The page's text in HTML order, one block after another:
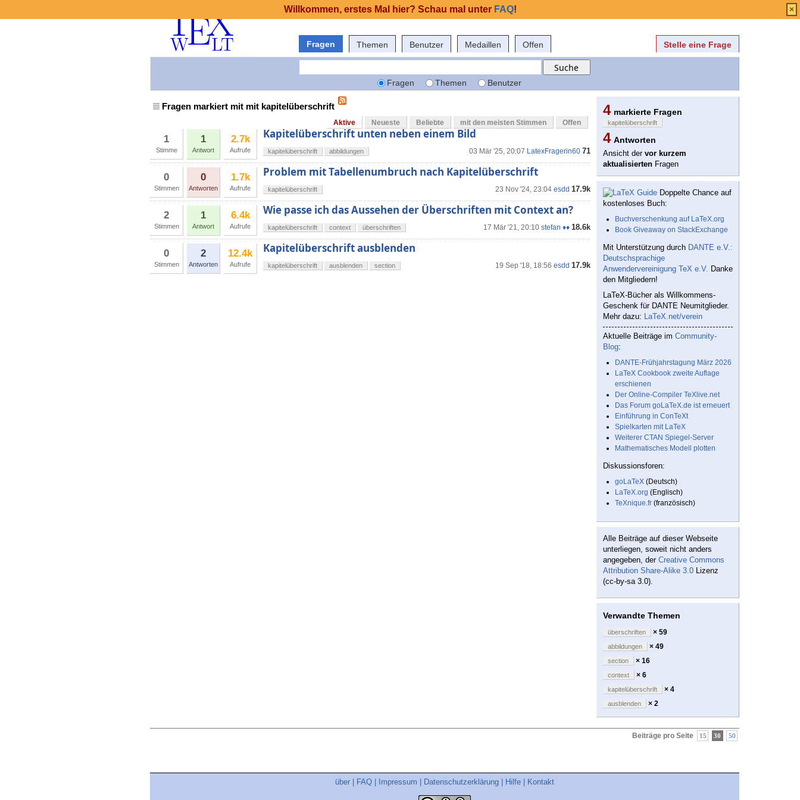
Fragen Themen Benutzer Medaillen Offen Stelle eine Frage
Fragen Themen Benutzer
Fragen markiert mit mit kapitelüberschrift
Aktive Neueste Beliebte mit den meisten Stimmen Offen
1
Stimme
1
Antwort
2.7k
Aufrufe
Kapitelüberschrift unten neben einem Bild
03 Mär '25, 20:07 LatexFragerin60 71
kapitelüberschrift abbildungen
0
Stimmen
0
Antworten
1.7k
Aufrufe
Problem mit Tabellenumbruch nach Kapitelüberschrift
23 Nov '24, 23:04 esdd 17.9k
kapitelüberschrift
2
Stimmen
1
Antwort
6.4k
Aufrufe
Wie passe ich das Aussehen der Überschriften mit Context an?
17 Mär '21, 20:10 stefan ♦♦ 18.6k
kapitelüberschrift context überschriften
0
Stimmen
2
Antworten
12.4k
Aufrufe
Kapitelüberschrift ausblenden
19 Sep '18, 18:56 esdd 17.9k
kapitelüberschrift ausblenden section
4 markierte Fragen
kapitelüberschrift
4 Antworten
Ansicht der vor kurzem
aktualisierten Fragen
Doppelte Chance auf
kostenloses Buch:
Buchverschenkung auf LaTeX.org
Book Giveaway on StackExchange
Mit Unterstützung durch DANTE e.V.:
Deutschsprachige
Anwendervereinigung TeX e.V. Danke
den Mitgliedern!
LaTeX-Bücher als Willkommens-
Geschenk für DANTE Neumitglieder.
Mehr dazu: LaTeX.net/verein
Aktuelle Beiträge im Community-
Blog:
DANTE-Frühjahrstagung März 2026
LaTeX Cookbook zweite Auflage
erschienen
Der Online-Compiler TeXlive.net
Das Forum goLaTeX.de ist erneuert
Einführung in ConTeXt
Spielkarten mit LaTeX
Weiterer CTAN Spiegel-Server
Mathematisches Modell plotten
Diskussionsforen:
goLaTeX (Deutsch)
LaTeX.org (Englisch)
TeXnique.fr (französisch)
Alle Beiträge auf dieser Webseite
unterliegen, soweit nicht anders
angegeben, der Creative Commons
Attribution Share-Alike 3.0 Lizenz
(cc-by-sa 3.0).
Verwandte Themen
überschriften × 59
abbildungen × 49
section × 16
context × 6
kapitelüberschrift × 4
ausblenden × 2
Beiträge pro Seite 15 30 50
über FAQ Impressum Datenschutzerklärung Hilfe Kontakt
Willkommen, erstes Mal hier? Schau mal unter FAQ! ×